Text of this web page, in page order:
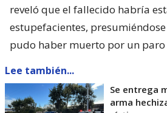
reveló que el fallecido habría
estupefacientes,
pudo haber muerto por un paro
Lee también...
Se entrega
arma